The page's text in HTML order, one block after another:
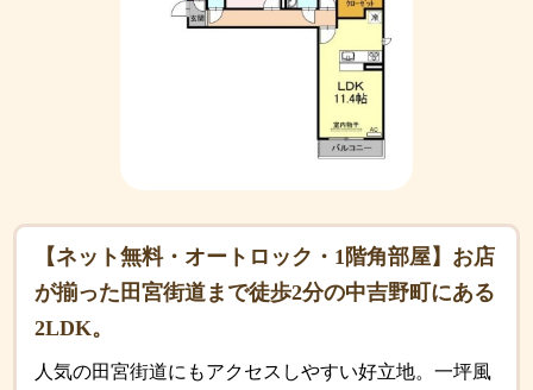
【ネット無料・オートロック・1階角部屋】お店
が揃った田宮街道まで徒歩2分の中吉野町にある
2LDK。
人気の田宮街道にもアクセスしやすい好立地。一坪風